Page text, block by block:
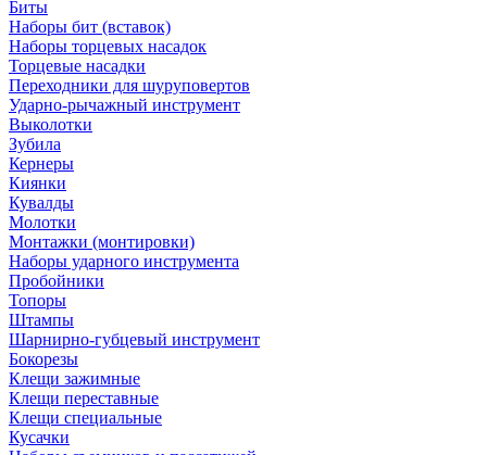
Биты
Наборы бит (вставок)
Наборы торцевых насадок
Торцевые насадки
Переходники для шуруповертов
Ударно-рычажный инструмент
Выколотки
Зубила
Кернеры
Киянки
Кувалды
Молотки
Монтажки (монтировки)
Наборы ударного инструмента
Пробойники
Топоры
Штампы
Шарнирно-губцевый инструмент
Бокорезы
Клещи зажимные
Клещи переставные
Клещи специальные
Кусачки